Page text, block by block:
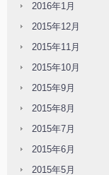
2016年1月
2015年12月
2015年11月
2015年10月
2015年9月
2015年8月
2015年7月
2015年6月
2015年5月